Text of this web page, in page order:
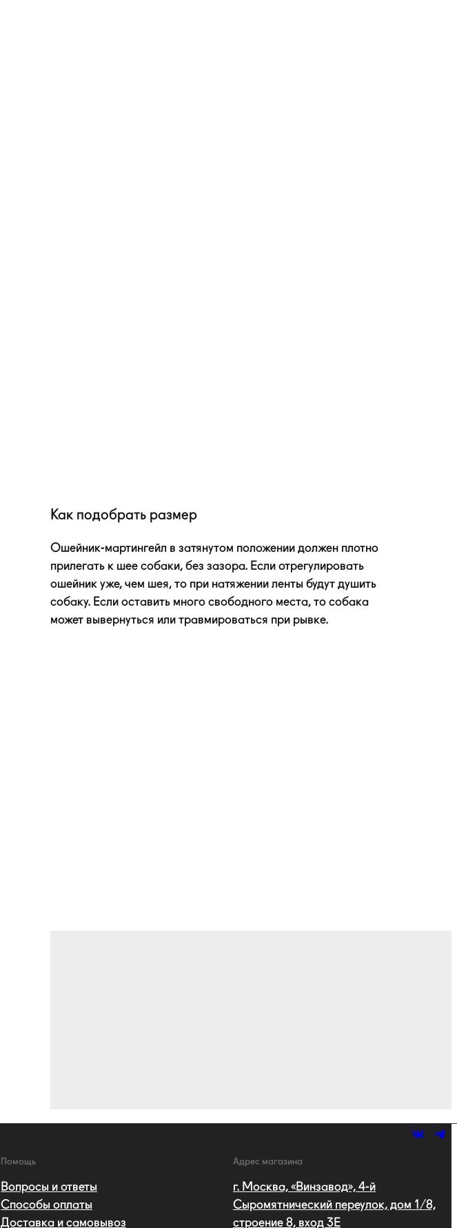
Как подобрать размер
Ошейник-мартингейл в затянутом положении должен плотно
прилегать к шее собаки, без зазора. Если отрегулировать
ошейник уже, чем шея, то при натяжении ленты будут душить
собаку. Если оставить много свободного места, то собака
может вывернуться или травмироваться при рывке.
Помощь
Вопросы и ответы
Способы оплаты
Доставка и самовывоз
Адрес магазина
г. Москва, «Винзавод», 4-й
Сыромятнический переулок, дом 1/8,
строение 8, вход 3E